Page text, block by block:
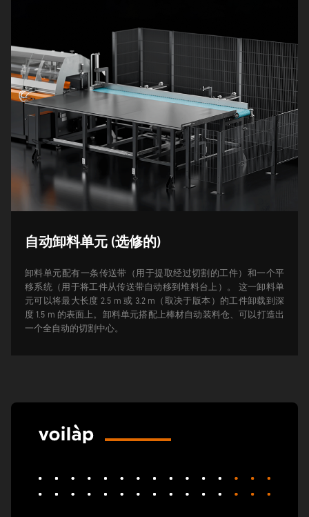
自动卸料单元 (选修的)
卸料单元配有一条传送带（用于提取经过切割的工件）和一个平
移系统（用于将工件从传送带自动移到堆料台上）。 这一卸料单
元可以将最大长度 2.5 m 或 3.2 m（取决于版本）的工件卸载到深
度 1.5 m 的表面上。 卸料单元搭配上棒材自动装料仓、可以打造出
一个全自动的切割中心。